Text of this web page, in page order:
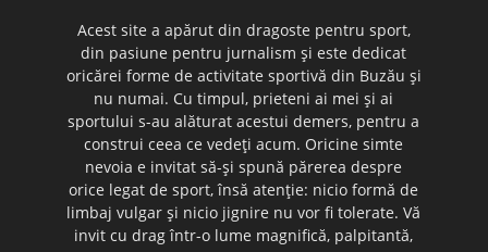
Acest site a apărut din dragoste pentru sport,
din pasiune pentru jurnalism şi este dedicat
oricărei forme de activitate sportivă din Buzău şi
nu numai. Cu timpul, prieteni ai mei şi ai
sportului s-au alăturat acestui demers, pentru a
construi ceea ce vedeţi acum. Oricine simte
nevoia e invitat să-şi spună părerea despre
orice legat de sport, însă atenţie: nicio formă de
limbaj vulgar şi nicio jignire nu vor fi tolerate. Vă
invit cu drag într-o lume magnifică, palpitantă,